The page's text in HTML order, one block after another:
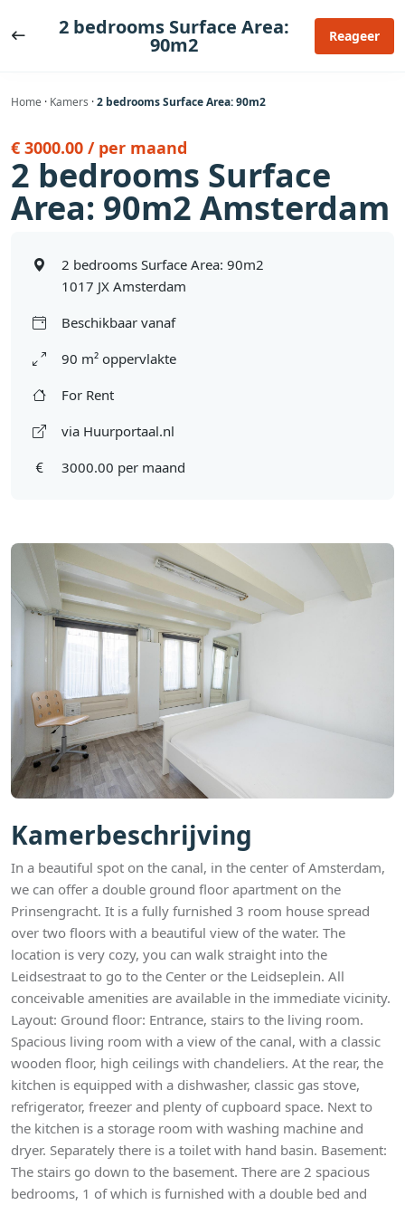
naar
2 bedrooms Surface Area:
90m2 Reageer
Home · Kamers ·2 bedrooms Surface Area: 90m2
Kamerbeschrijving
In a beautiful spot on the canal, in the center of Amsterdam,
we can offer a double ground floor apartment on the
Prinsengracht. It is a fully furnished 3 room house spread
over two floors with a beautiful view of the water. The
location is very cozy, you can walk straight into the
Leidsestraat to go to the Center or the Leidseplein. All
conceivable amenities are available in the immediate vicinity.
Layout: Ground floor: Entrance, stairs to the living room.
Spacious living room with a view of the canal, with a classic
wooden floor, high ceilings with chandeliers. At the rear, the
kitchen is equipped with a dishwasher, classic gas stove,
refrigerator, freezer and plenty of cupboard space. Next to
the kitchen is a storage room with washing machine and
dryer. Separately there is a toilet with hand basin. Basement:
The stairs go down to the basement. There are 2 spacious
bedrooms, 1 of which is furnished with a double bed and
€ 3000.00 / per maand
2 bedrooms Surface
Area: 90m2 Amsterdam
2 bedrooms Surface Area: 90m2
1017 JX Amsterdam
Beschikbaar vanaf
90 m² oppervlakte
For Rent
via Huurportaal.nl
3000.00 per maand